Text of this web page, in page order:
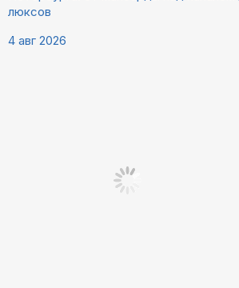
люксов
4 авг 2026